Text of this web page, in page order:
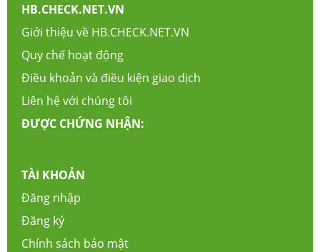
HB.CHECK.NET.VN
Giới thiệu về HB.CHECK.NET.VN
Quy chế hoạt động
Điều khoản và điều kiện giao dịch
Liên hệ với chúng tôi
ĐƯỢC CHỨNG NHẬN:
TÀI KHOẢN
Đăng nhập
Đăng ký
Chính sách bảo mật